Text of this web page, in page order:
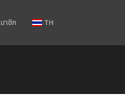
าชิก TH